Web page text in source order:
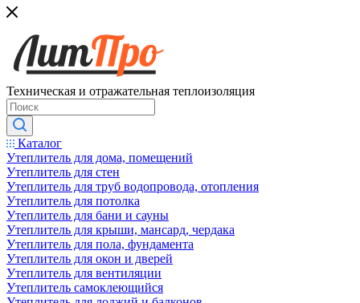
Техническая и отражательная теплоизоляция
Каталог
Утеплитель для дома, помещений
Утеплитель для стен
Утеплитель для труб водопровода, отопления
Утеплитель для потолка
Утеплитель для бани и сауны
Утеплитель для крыши, мансард, чердака
Утеплитель для пола, фундамента
Утеплитель для окон и дверей
Утеплитель для вентиляции
Утеплитель самоклеющийся